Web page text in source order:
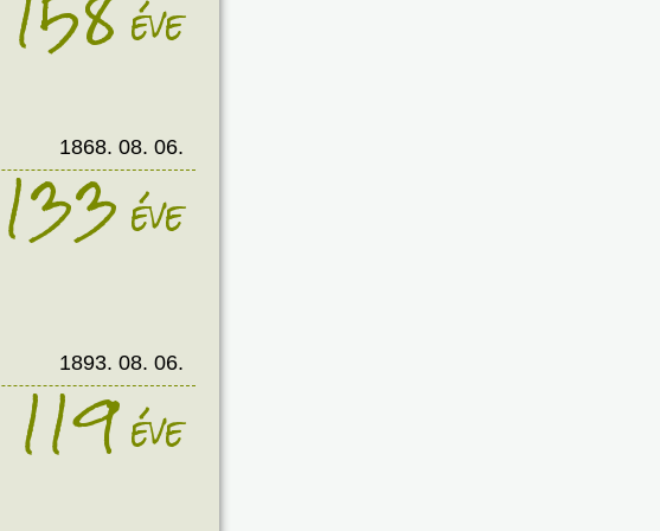
éve
1868. 08. 06.
133éve
1893. 08. 06.
119éve